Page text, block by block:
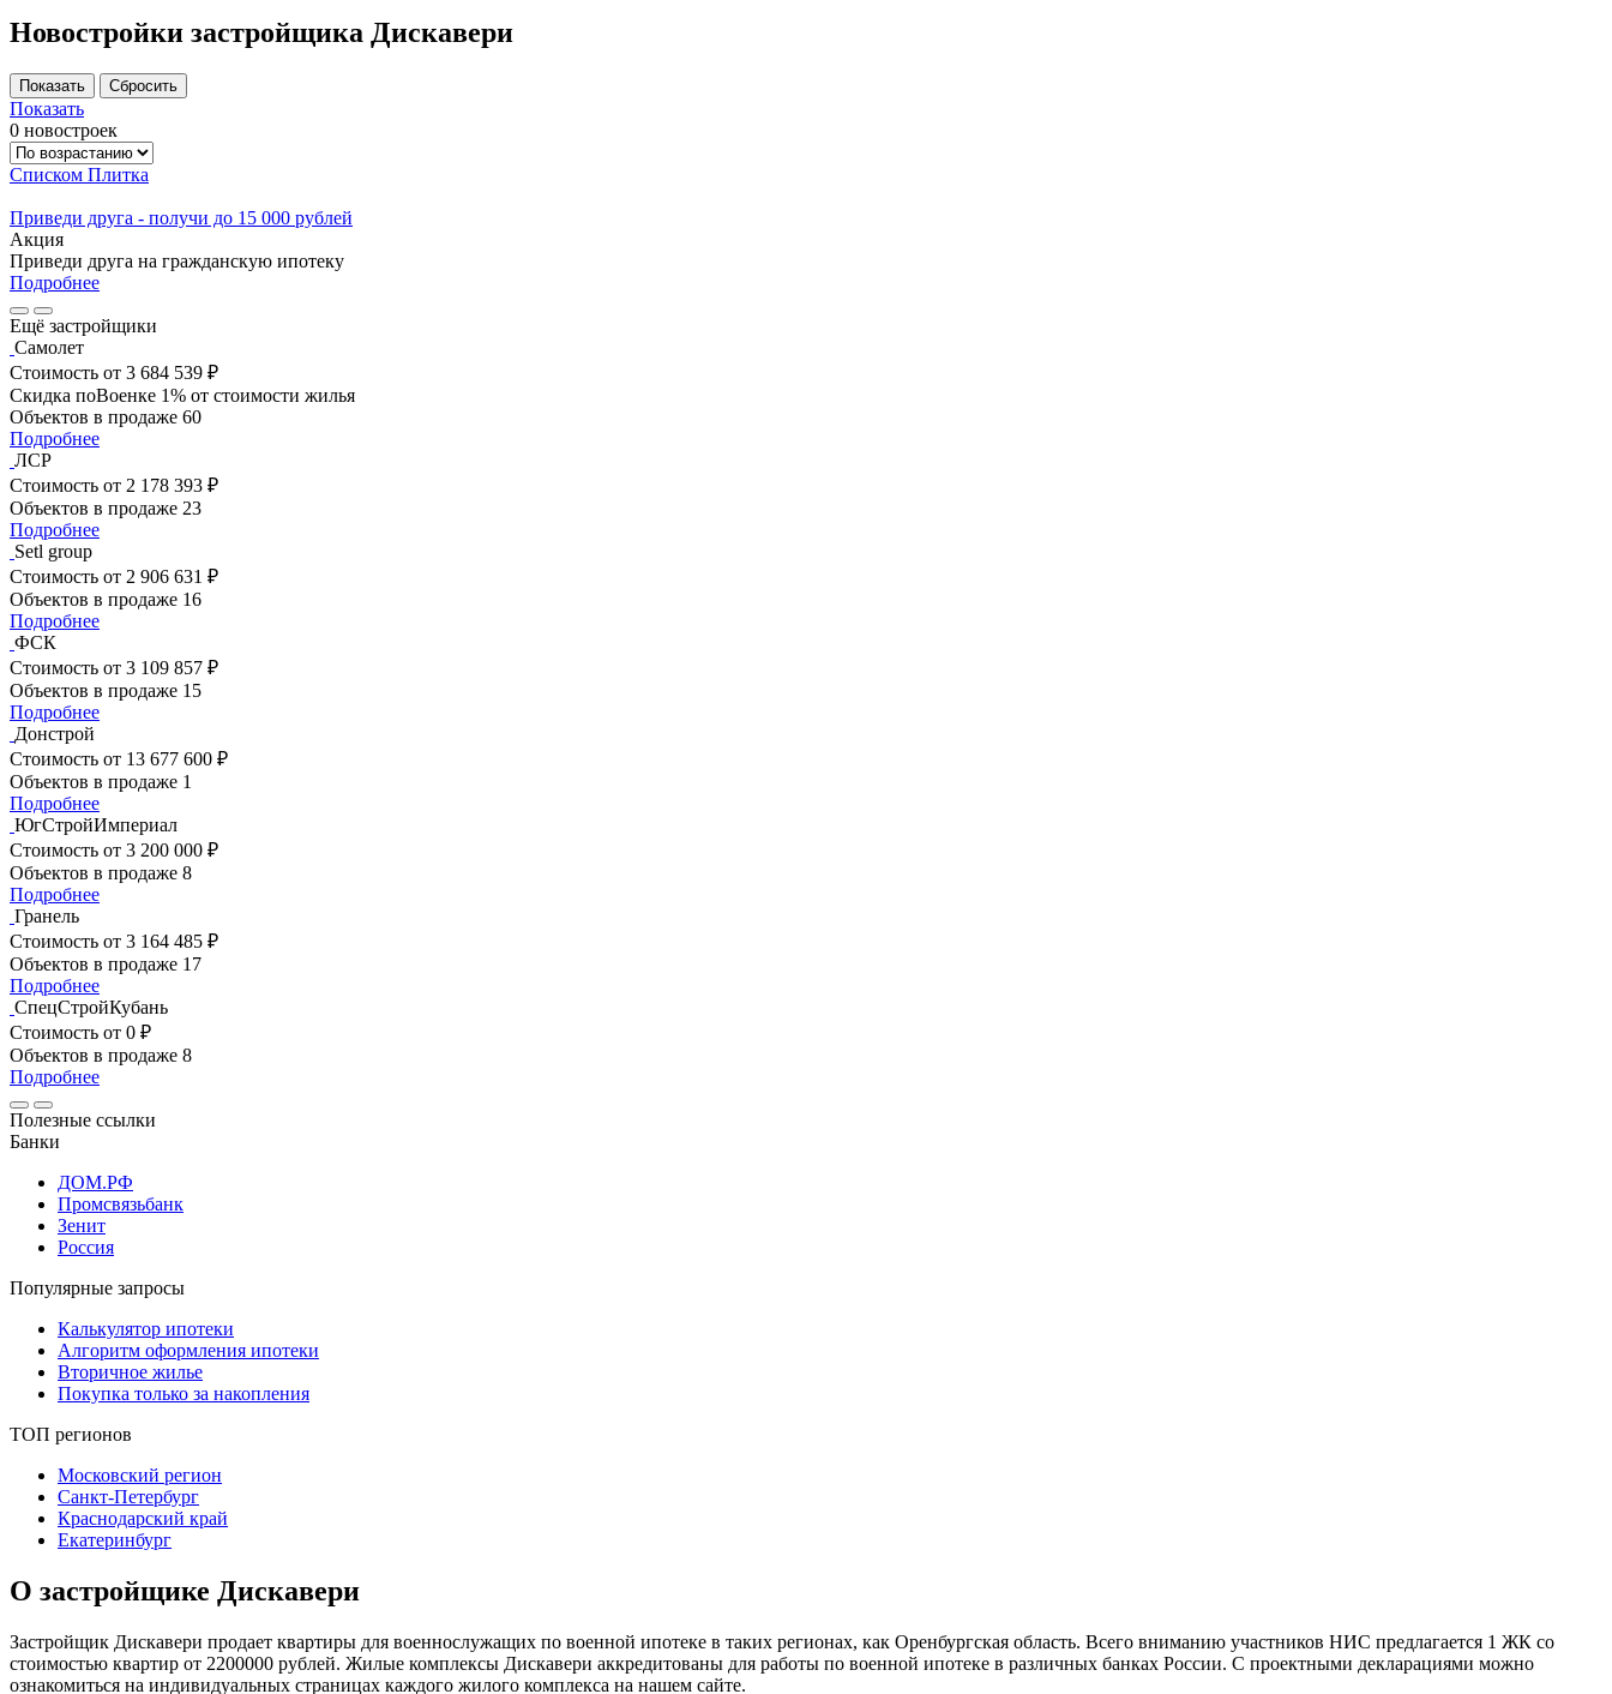
Новостройки застройщика Дискавери
Показать
0 новостроек
Списком Плитка
Приведи друга - получи до 15 000 рублей
Акция
Приведи друга на гражданскую ипотеку
Подробнее
Ещё застройщики
Самолет
Стоимость от 3 684 539 ₽
Скидка поВоенке 1% от стоимости жилья
Объектов в продаже 60
Подробнее
ЛСР
Стоимость от 2 178 393 ₽
Объектов в продаже 23
Подробнее
Setl group
Стоимость от 2 906 631 ₽
Объектов в продаже 16
Подробнее
ФСК
Стоимость от 3 109 857 ₽
Объектов в продаже 15
Подробнее
Донстрой
Стоимость от 13 677 600 ₽
Объектов в продаже 1
Подробнее
ЮгСтройИмпериал
Стоимость от 3 200 000 ₽
Объектов в продаже 8
Подробнее
Гранель
Стоимость от 3 164 485 ₽
Объектов в продаже 17
Подробнее
СпецСтройКубань
Стоимость от 0 ₽
Объектов в продаже 8
Подробнее
Полезные ссылки
Банки
ДОМ.РФ
Промсвязьбанк
Зенит
Россия
Популярные запросы
Калькулятор ипотеки
Алгоритм оформления ипотеки
Вторичное жилье
Покупка только за накопления
ТОП регионов
Московский регион
Санкт-Петербург
Краснодарский край
Екатеринбург
О застройщике Дискавери
Застройщик Дискавери продает квартиры для военнослужащих по военной ипотеке в таких регионах, как Оренбургская область. Всего вниманию участников НИС предлагается 1 ЖК со
стоимостью квартир от 2200000 рублей. Жилые комплексы Дискавери аккредитованы для работы по военной ипотеке в различных банках России. С проектными декларациями можно
ознакомиться на индивидуальных страницах каждого жилого комплекса на нашем сайте.